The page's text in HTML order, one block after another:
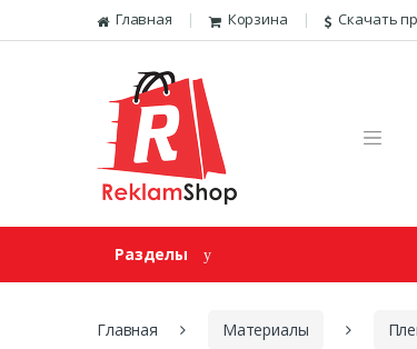
Перейти к навигации
Skip to content Главная Корзина Скачать
Разделы
Главная Материалы